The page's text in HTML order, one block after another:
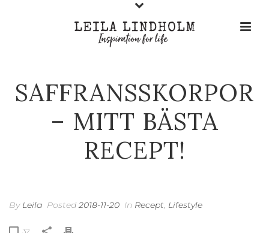
SAFFRANSSKORPOR
– MITT BÄSTA
RECEPT!
By Leila Posted 2018-11-20 In Recept, Lifestyle
32